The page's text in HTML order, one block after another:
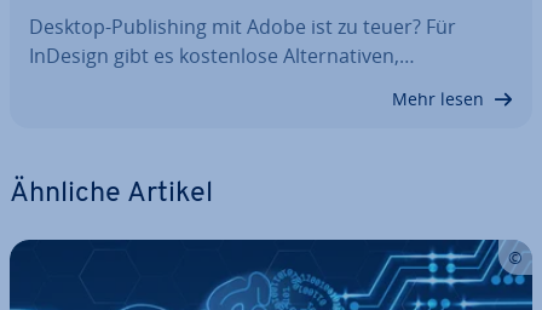
Desktop-Pu­bli­shing mit Adobe ist zu teuer? Für
InDesign gibt es kos­ten­lo­se Al­ter­na­ti­ven,…
Mehr lesen
Ähnliche Artikel